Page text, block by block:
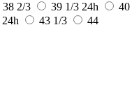
38 2/3 39 1/3 24h
40
24h 43 1/3
44